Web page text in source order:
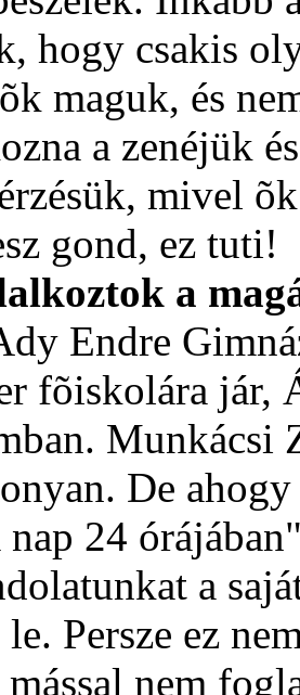
hogy csakis
maguk, és
a zenéjük
mivel
gond, ez tuti!
a
Endre
fõiskolára jár,
Munkácsi
De
24
a
Persze ez
nem